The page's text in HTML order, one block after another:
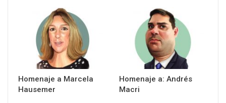
Homenaje a Marcela
Hausemer
Homenaje a: Andrés
Macri